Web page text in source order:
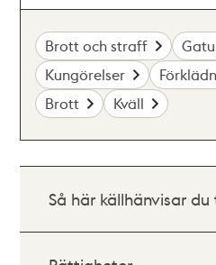
Brott och straff
Kungörelser
Brott
Kväll
Så här källhänvisar